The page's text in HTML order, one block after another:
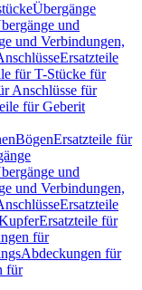
Übergänge
und
und Verbindungen,
Ersatzteile
für T-Stücke für
Anschlüsse für
für Geberit
BögenErsatzteile für
und
und Verbindungen,
Ersatzteile
Ersatzteile für
für
Abdeckungen für
für